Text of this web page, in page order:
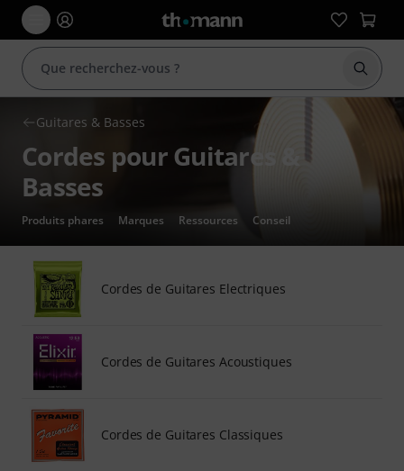
Guitares & Basses
Cordes pour Guitares &
Basses
Produits phares Marques Ressources Conseil
Cordes de Guitares Electriques
Cordes de Guitares Acoustiques
Cordes de Guitares Classiques